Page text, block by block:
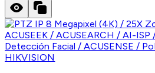
HIKVISION